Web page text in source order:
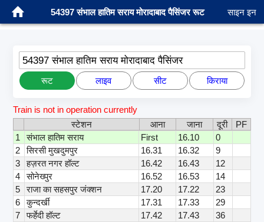
54397 संभाल हातिम सराय मोरादाबाद पैसिंजर रूट साइन इन
54397 संभाल हातिम सराय मोरादाबाद पैसिंजर
रूट लाइव सीट किराया
Train is not in operation currently
स्टेशन
आना जाना दूरी
PF
1
संभाल हातिम सराय First 16.10
0
2
सिरसी मुखदुमपुर 16.31 16.32
9
3
हज़रत नगर हॉल्ट 16.42 16.43
12
4
सोनेख्पुर 16.52 16.53
14
5
राजा का सहसपुर जंक्शन 17.20 17.22
23
6
कुन्दर्खी 17.31 17.33
29
7
फर्हेदी हॉल्ट 17.42 17.43
36